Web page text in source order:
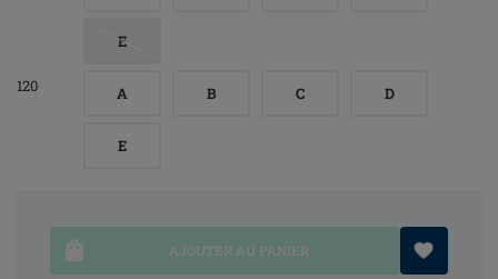
E
120 A B C D
E
AJOUTER AU PANIER